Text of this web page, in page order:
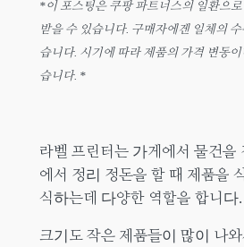
*이 포스팅은 쿠팡 파트너스의 일환으
받을 수 있습니다. 구매자에겐 일체의
습니다. 시기에 따라 제품의 가격 변동
습니다. *
라벨 프린터는 가게에서 물건을
에서 정리 정돈을 할 때 제품을
식하는데 다양한 역할을 합니다.
크기도 작은 제품들이 많이 나